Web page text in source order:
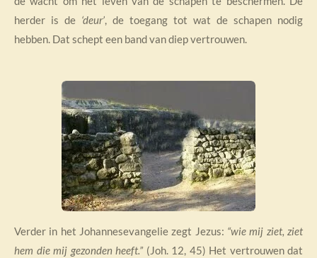
herder is de ‘deur’, de toegang tot wat de schapen nodig
hebben. Dat schept een band van diep vertrouwen.
Verder in het Johannesevangelie zegt Jezus: “wie mij ziet, ziet
hem die mij gezonden heeft.” (Joh. 12, 45) Het vertrouwen dat